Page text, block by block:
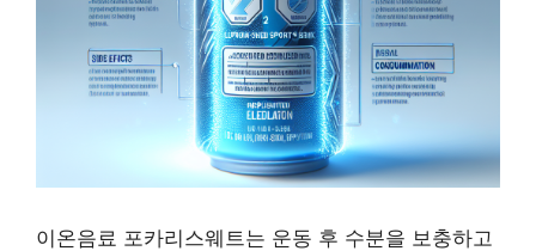
이온음료 포카리스웨트는 운동 후 수분을 보충하고